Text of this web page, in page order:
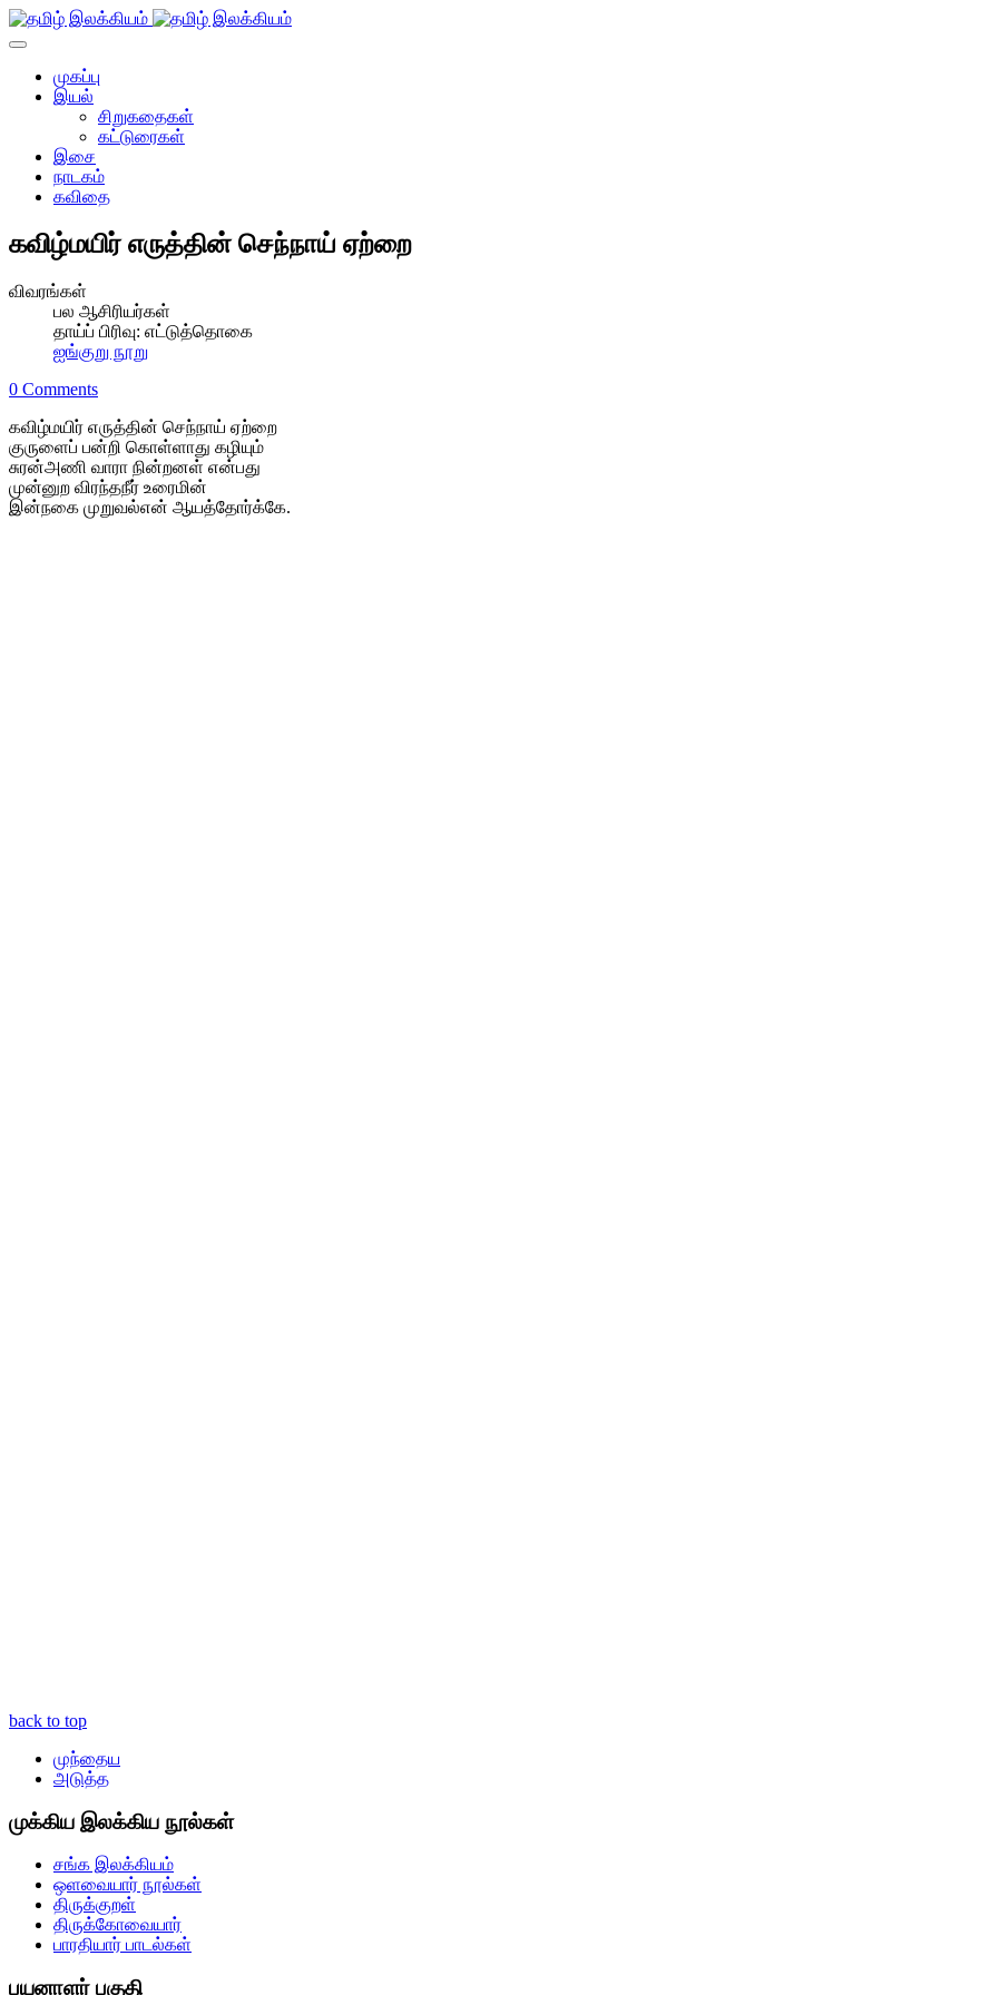
முகப்பு
இயல்
சிறுகதைகள்
கட்டுரைகள்
இசை
நாடகம்
கவிதை
கவிழ்மயிர் எருத்தின் செந்நாய் ஏற்றை
விவரங்கள்
பல ஆசிரியர்கள்
தாய்ப் பிரிவு: எட்டுத்தொகை
ஐங்குறு நூறு
0 Comments
கவிழ்மயிர் எருத்தின் செந்நாய் ஏற்றை
குருளைப் பன்றி கொள்ளாது கழியும்
சுரன்அணி வாரா நின்றனள் என்பது
முன்னுற விரந்தநீர் உரைமின்
இன்நகை முறுவல்என் ஆயத்தோர்க்கே.
back to top
முந்தைய
அடுத்த
முக்கிய இலக்கிய நூல்கள்
சங்க இலக்கியம்
ஒளவையார் நூல்கள்
திருக்குறள்
திருக்கோவையார்
பாரதியார் பாடல்கள்
பயனாளர் பகுதி